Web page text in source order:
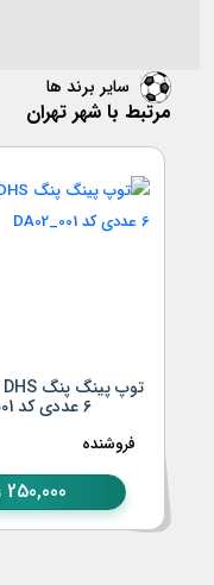
سایر برند ها
مرتبط با شهر تهران
6 عددی کد DA02_001
فروشنده
250,000